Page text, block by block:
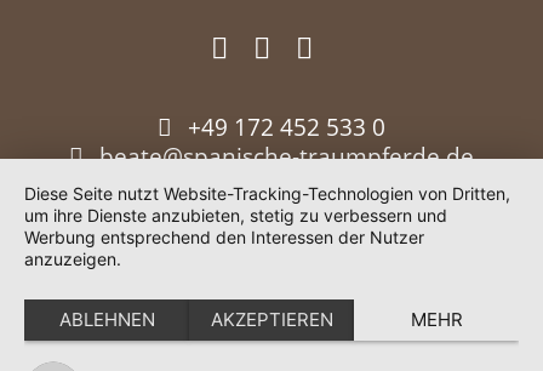
+49 172 452 533 0
beate@spanische-traumpferde.de
Diese Seite nutzt Website-Tracking-Technologien von Dritten,
um ihre Dienste anzubieten, stetig zu verbessern und
Werbung entsprechend den Interessen der Nutzer
anzuzeigen.
ABLEHNEN AKZEPTIEREN MEHR